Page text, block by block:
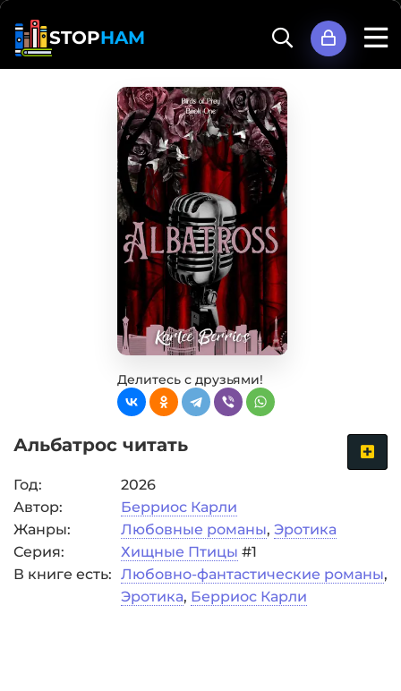
STOPHAM
Делитесь с друзьями!
Альбатрос читать
Год:
2026
Автор:
Берриос Карли
Жанры:
Любовные романы, Эротика
Серия:
Хищные Птицы #1
В книге есть: Любовно-фантастические романы,
Эротика, Берриос Карли